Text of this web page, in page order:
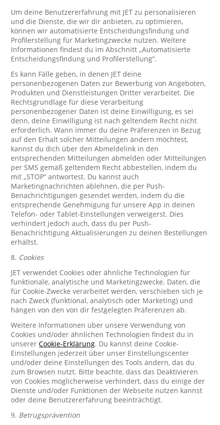
Um deine Benutzererfahrung mit JET zu personalisieren
und die Dienste, die wir dir anbieten, zu optimieren,
können wir automatisierte Entscheidungsfindung und
Profilerstellung für Marketingzwecke nutzen. Weitere
Informationen findest du im Abschnitt „Automatisierte
Entscheidungsfindung und Profilerstellung“.
Es kann Fälle geben, in denen JET deine
personenbezogenen Daten zur Bewerbung von Angeboten,
Produkten und Dienstleistungen Dritter verarbeitet. Die
Rechtsgrundlage für diese Verarbeitung
personenbezogener Daten ist deine Einwilligung, es sei
denn, deine Einwilligung ist nach geltendem Recht nicht
erforderlich. Wann immer du deine Präferenzen in Bezug
auf den Erhalt solcher Mitteilungen ändern möchtest,
kannst du dich über den Abmeldelink in den
entsprechenden Mitteilungen abmelden oder Mitteilungen
per SMS gemäß geltendem Recht abbestellen, indem du
mit „STOP“ antwortest. Du kannst auch
Marketingnachrichten ablehnen, die per Push-
Benachrichtigungen gesendet werden, indem du die
entsprechende Genehmigung für unsere App in deinen
Telefon- oder Tablet-Einstellungen verweigerst. Dies
verhindert jedoch auch, dass du per Push-
Benachrichtigung Aktualisierungen zu deinen Bestellungen
erhältst.
8. Cookies
JET verwendet Cookies oder ähnliche Technologien für
funktionale, analytische und Marketingzwecke. Daten, die
für Cookie-Zwecke verarbeitet werden, verschieben sich je
nach Zweck (funktional, analytisch oder Marketing) und
hängen von den von dir festgelegten Präferenzen ab.
Weitere Informationen über unsere Verwendung von
Cookies und/oder ähnlichen Technologien findest du in
unsererCookie-Erklärung. Du kannst deine Cookie-
Einstellungen jederzeit über unser Einstellungscenter
und/oder deine Einstellungen des Tools ändern, das du
zum Browsen nutzt. Bitte beachte, dass das Deaktivieren
von Cookies möglicherweise verhindert, dass du einige der
Dienste und/oder Funktionen der Webseite nutzen kannst
oder deine Benutzererfahrung beeinträchtigt.
9. Betrugsprävention